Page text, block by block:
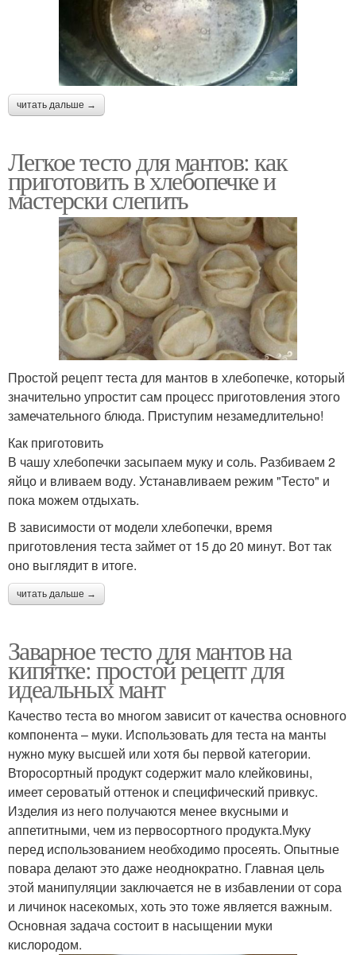
читать дальше →
Легкое тесто для мантов: как
приготовить в хлебопечке и
мастерски слепить
Простой рецепт теста для мантов в хлебопечке, который
значительно упростит сам процесс приготовления этого
замечательного блюда. Приступим незамедлительно!
Как приготовить
В чашу хлебопечки засыпаем муку и соль. Разбиваем 2
яйцо и вливаем воду. Устанавливаем режим "Тесто" и
пока можем отдыхать.
В зависимости от модели хлебопечки, время
приготовления теста займет от 15 до 20 минут. Вот так
оно выглядит в итоге.
читать дальше →
Заварное тесто для мантов на
кипятке: простой рецепт для
идеальных мант
Качество теста во многом зависит от качества основного
компонента – муки. Использовать для теста на манты
нужно муку высшей или хотя бы первой категории.
Второсортный продукт содержит мало клейковины,
имеет сероватый оттенок и специфический привкус.
Изделия из него получаются менее вкусными и
аппетитными, чем из первосортного продукта.Муку
перед использованием необходимо просеять. Опытные
повара делают это даже неоднократно. Главная цель
этой манипуляции заключается не в избавлении от сора
и личинок насекомых, хоть это тоже является важным.
Основная задача состоит в насыщении муки
кислородом.